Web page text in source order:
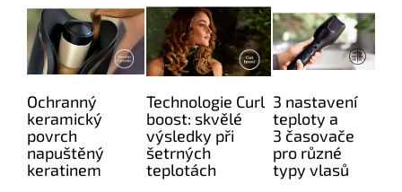
Ochranný
keramický
povrch
napuštěný
keratinem
Technologie Curl
boost: skvělé
výsledky při
šetrných
teplotách
3 nastavení
teploty a
3 časovače
pro různé
typy vlasů